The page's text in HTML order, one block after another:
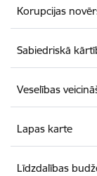
Korupcijas
Sabiedriskā
Veselības
Lapas karte
Līdzdalības